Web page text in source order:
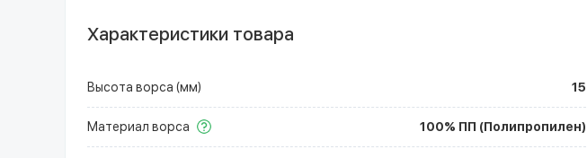
Характеристики товара
Высота ворса (мм) 15
Материал ворса 100% ПП (Полипропилен)